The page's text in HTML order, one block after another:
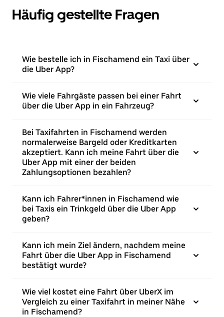
Häufig gestellte Fragen
Wie bestelle ich in Fischamend ein Taxi über
die Uber App?
Wie viele Fahrgäste passen bei einer Fahrt
über die Uber App in ein Fahrzeug?
Bei Taxifahrten in Fischamend werden
normalerweise Bargeld oder Kreditkarten
akzeptiert. Kann ich meine Fahrt über die
Uber App mit einer der beiden
Zahlungsoptionen bezahlen?
Kann ich Fahrer*innen in Fischamend wie
bei Taxis ein Trinkgeld über die Uber App
geben?
Kann ich mein Ziel ändern, nachdem meine
Fahrt über die Uber App in Fischamend
bestätigt wurde?
Wie viel kostet eine Fahrt über UberX im
Vergleich zu einer Taxifahrt in meiner Nähe
in Fischamend?